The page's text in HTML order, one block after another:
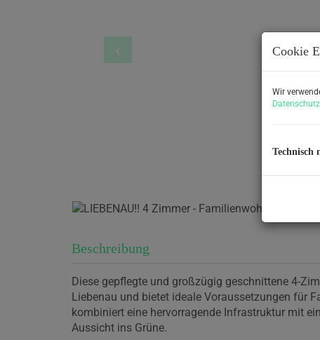
Beschreibung
Diese gepflegte und großzügig geschnittene 4-
Liebenau und bietet ideale Voraussetzungen für
kombiniert eine hervorragende Infrastruktur mit
Aussicht ins Grüne.
Cookie
Wir
Technisch